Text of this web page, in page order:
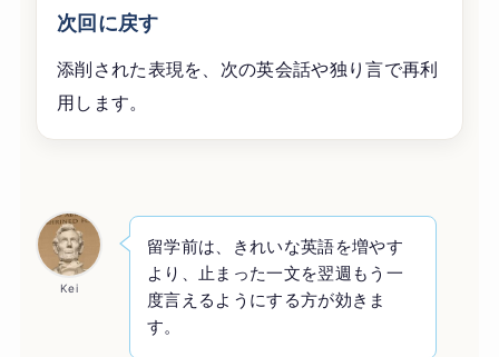
次回に戻す
添削された表現を、次の英会話や独り言で再利
用します。
Kei
留学前は、きれいな英語を増やす
より、止まった一文を翌週もう一
度言えるようにする方が効きま
す。